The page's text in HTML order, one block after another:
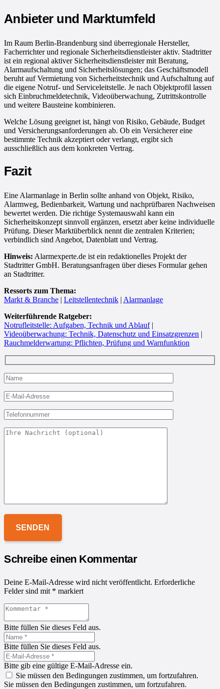
Anbieter und Marktumfeld
Im Raum Berlin-Brandenburg sind überregionale Hersteller,
Facherrichter und regionale Sicherheitsdienstleister aktiv. Stadtritter
ist ein regional aktiver Sicherheitsdienstleister mit Beratung,
Alarmaufschaltung und Sicherheitslösungen; das Geschäftsmodell
beruht auf Vermietung von Sicherheitstechnik und Aufschaltung auf
die eigene Notruf- und Serviceleitstelle. Je nach Objektprofil lassen
sich Einbruchmeldetechnik, Videoüberwachung, Zutrittskontrolle
und weitere Bausteine kombinieren.
Welche Lösung geeignet ist, hängt von Risiko, Gebäude, Budget
und Versicherungsanforderungen ab. Ob ein Versicherer eine
bestimmte Technik akzeptiert oder verlangt, ergibt sich
ausschließlich aus dem konkreten Vertrag.
Fazit
Eine Alarmanlage in Berlin sollte anhand von Objekt, Risiko,
Alarmweg, Bedienbarkeit, Wartung und nachprüfbaren Nachweisen
bewertet werden. Die richtige Systemauswahl kann ein
Sicherheitskonzept sinnvoll ergänzen, ersetzt aber keine individuelle
Prüfung. Dieser Marktüberblick nennt die zentralen Kriterien;
verbindlich sind Angebot, Datenblatt und Vertrag.
Hinweis: Alarmexperte.de ist ein redaktionelles Projekt der
Stadtritter GmbH. Beratungsanfragen über dieses Formular gehen
an Stadtritter.
Ressorts zum Thema:
Markt & Branche | Leitstellentechnik | Alarmanlage
Weiterführende Ratgeber:
Notrufleitstelle: Aufgaben, Technik und Ablauf|
Videoüberwachung: Technik, Datenschutz und Einsatzgrenzen |
Rauchmelderwartung: Pflichten, Prüfung und Warnfunktion
Schreibe einen Kommentar
Deine E-Mail-Adresse wird nicht veröffentlicht. Erforderliche
Felder sind mit * markiert
Bitte füllen Sie dieses Feld aus.
Bitte füllen Sie dieses Feld aus.
Bitte gib eine gültige E-Mail-Adresse ein.
Sie müssen den Bedingungen zustimmen, um fortzufahren.
Sie müssen den Bedingungen zustimmen, um fortzufahren.